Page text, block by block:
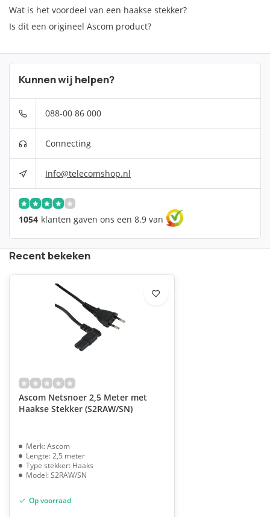
Wat is het voordeel van een haakse stekker?
Is dit een origineel Ascom product?
Kunnen wij helpen?
088-00 86 000
Connecting
Info@telecomshop.nl
1054 klanten gaven ons een 8.9 van
Recent bekeken
Ascom Netsnoer 2,5 Meter met
Haakse Stekker (S2RAW/SN)
Merk: Ascom
Lengte: 2,5 meter
Type stekker: Haaks
Model: S2RAW/SN
Op voorraad